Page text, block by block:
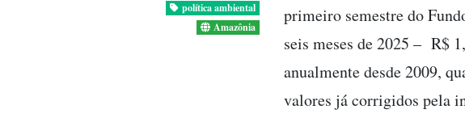
política ambiental
Amazônia
primeiro semestre do
seis meses de 2025 – R$
anualmente desde 2009,
valores já corrigidos pela